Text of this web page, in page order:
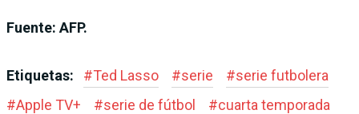
Fuente: AFP.
Etiquetas: #Ted Lasso #serie #serie futbolera
#Apple TV+ #serie de fútbol #cuarta temporada